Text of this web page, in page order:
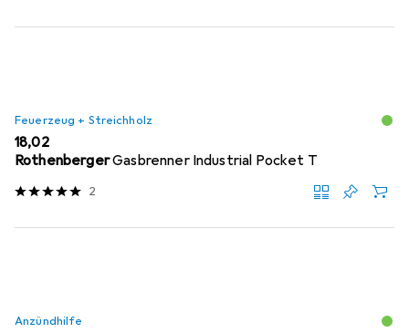
Feuerzeug + Streichholz
EUR
18,02
RothenbergerGasbrenner Industrial Pocket T
2
Anzündhilfe